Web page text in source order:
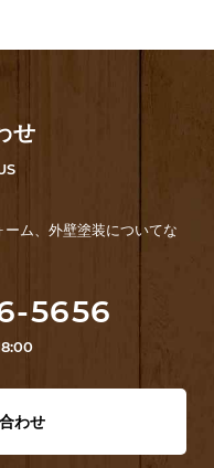
せ
ム、外壁塗装についてな
5656
わせ